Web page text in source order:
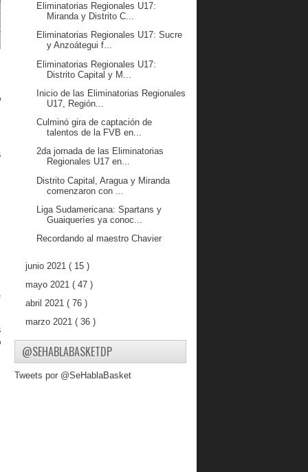
Eliminatorias Regionales U17:
Miranda y Distrito C...
Eliminatorias Regionales U17: Sucre
y Anzoátegui f...
Eliminatorias Regionales U17:
Distrito Capital y M...
Inicio de las Eliminatorias Regionales
U17, Región...
Culminó gira de captación de
talentos de la FVB en...
2da jornada de las Eliminatorias
Regionales U17 en...
Distrito Capital, Aragua y Miranda
comenzaron con ...
Liga Sudamericana: Spartans y
Guaiqueríes ya conoc...
Recordando al maestro Chavier
junio 2021 ( 15 )
mayo 2021 ( 47 )
abril 2021 ( 76 )
marzo 2021 ( 36 )
febrero 2021( 30 )
enero 2021( 12 )
@SEHABLABASKETDP
Tweets por @SeHablaBasket